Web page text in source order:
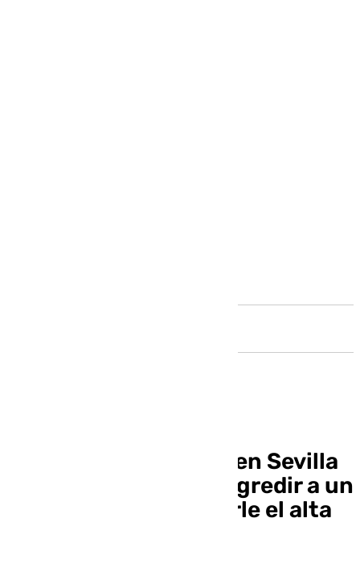
Detenido un hombre en Sevilla
por presuntamente agredir a un
médico tras proponerle el alta